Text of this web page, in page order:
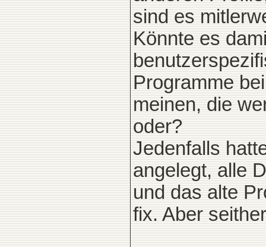
sind es
Könnte es
Programme
meinen, die
oder?
Jedenfalls
angelegt, alle
und das alte
fix. Aber